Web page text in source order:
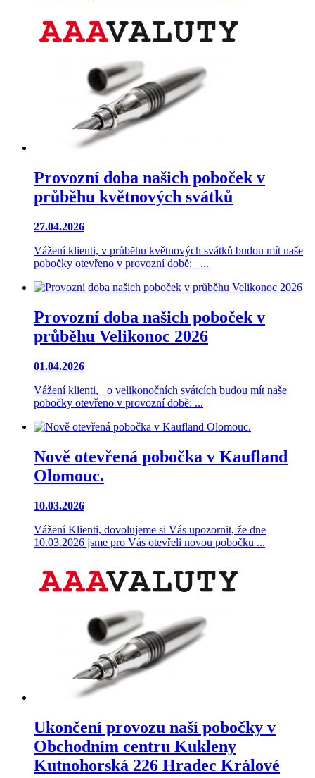
Provozní doba našich poboček v
průběhu květnových svátků
27.04.2026
Vážení klienti, v průběhu květnových svátků budou mít naše
pobočky otevřeno v provozní době: ...
Provozní doba našich poboček v
průběhu Velikonoc 2026
01.04.2026
Vážení klienti, o velikonočních svátcích budou mít naše
pobočky otevřeno v provozní době: ...
Nově otevřená pobočka v Kaufland
Olomouc.
10.03.2026
Vážení Klienti, dovolujeme si Vás upozornit, že dne
10.03.2026 jsme pro Vás otevřeli novou pobočku ...
Ukončení provozu naší pobočky v
Obchodním centru Kukleny
Kutnohorská 226 Hradec Králové